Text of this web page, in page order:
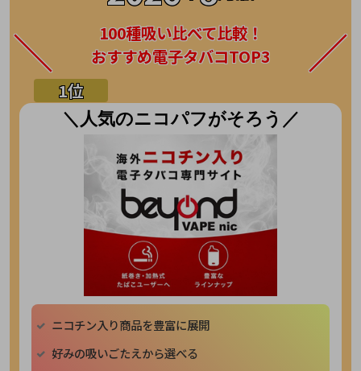
100種吸い比べて比較！
おすすめ電子タバコTOP3
＼人気のニコパフがそろう／
ニコチン入り商品を豊富に展開
好みの吸いごたえから選べる